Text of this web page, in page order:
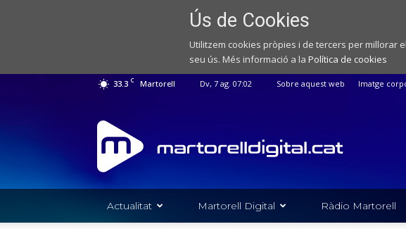
Ús de Cookies
Utilitzem cookies pròpies i de tercers per millorar
seu ús. Més informació a la Política de cookies
33.3 C Martorell Dv, 7 ag. 07:02 Sobre aquest web Imatge
Web
de
notícies
de
l'Ajuntament
Martorell
Actualitat Martorell Digital Ràdio Martorell